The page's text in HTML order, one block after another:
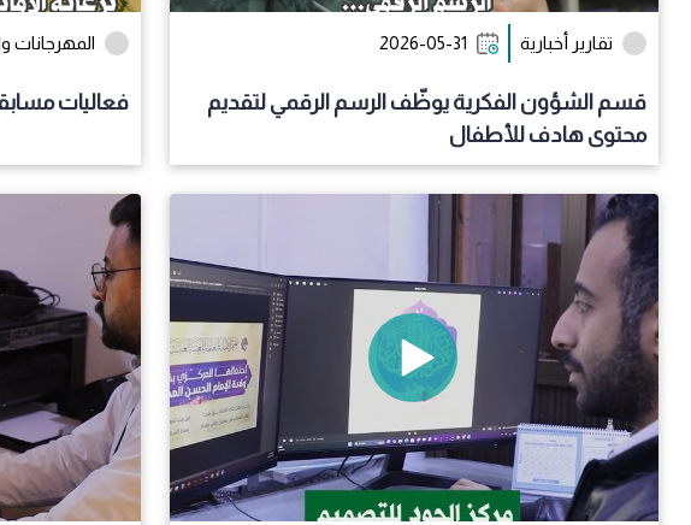
تقارير أخبارية 2026-05-31
قسم الشؤون الفكرية يوظّف الرسم الرقمي لتقديم
محتوى هادف للأطفال
المهرجانات
فعاليات